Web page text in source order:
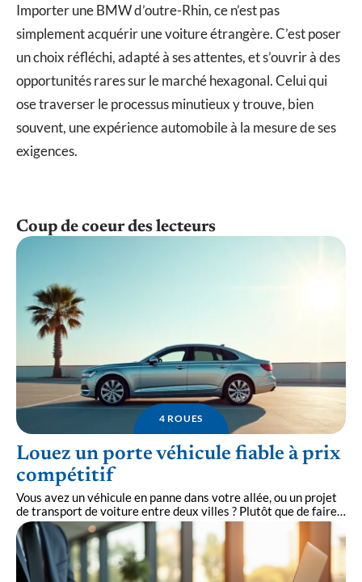
Importer une BMW d’outre-Rhin, ce n’est pas
simplement acquérir une voiture étrangère. C’est poser
un choix réfléchi, adapté à ses attentes, et s’ouvrir à des
opportunités rares sur le marché hexagonal. Celui qui
ose traverser le processus minutieux y trouve, bien
souvent, une expérience automobile à la mesure de ses
exigences.
Coup de coeur des lecteurs
4 ROUES
Louez un porte véhicule fiable à prix
compétitif
Vous avez un véhicule en panne dans votre allée, ou un projet
de transport de voiture entre deux villes ? Plutôt que de faire…